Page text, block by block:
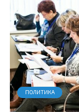
ПОЛИТИКА